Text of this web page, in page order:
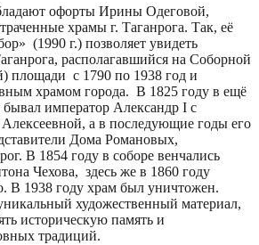
офорты Ирины Одеговой,
храмы г. Таганрога. Так, её
(1990 г.) позволяет увидеть
располагавшийся на Соборной
площади с 1790 по 1938 год и
храмом города. В 1825 году в ещё
император Александр I с
а в последующие годы его
Дома Романовых,
В 1854 году в соборе венчались
Чехова, здесь же в 1860 году
В 1938 году храм был уничтожен.
художественный материал,
историческую память и
традиций.